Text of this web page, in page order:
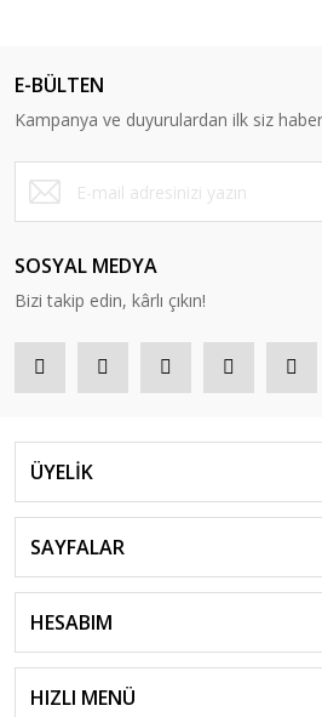
E-BÜLTEN
Kampanya ve duyurulardan ilk siz
SOSYAL MEDYA
Bizi takip edin, kârlı çıkın!
ÜYELİK
SAYFALAR
HESABIM
HIZLI MENÜ